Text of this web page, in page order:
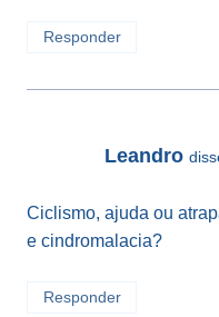
Responder
Leandro
Ciclismo, ajuda ou
e cindromalacia?
Responder